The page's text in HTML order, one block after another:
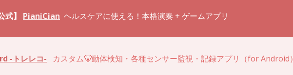
式】 PianiCian ヘルスケアに使える！本格演奏 + ゲームアプリ
-トレレコ- カスタム🐻動体検知・各種センサー監視・記録アプリ（for Android）